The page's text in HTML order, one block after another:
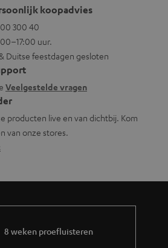
koopadvies
300 40
uur.
Duitse feestdagen gesloten
Veelgestelde vragen
producten live en van dichtbij. Kom
van onze stores.
8 weken proefluisteren